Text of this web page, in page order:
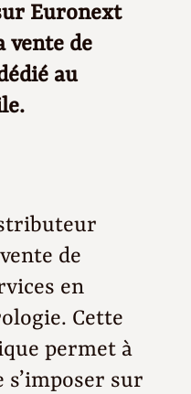
Euronext
vente de
au
de
en
Cette
permet à
s’imposer sur